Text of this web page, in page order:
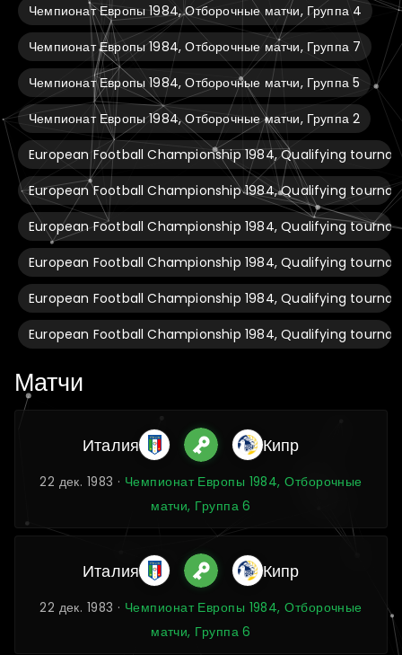
Чемпионат Европы 1984, Отборочные матчи, Группа 4
Чемпионат Европы 1984, Отборочные матчи, Группа 7
Чемпионат Европы 1984, Отборочные матчи, Группа 5
Чемпионат Европы 1984, Отборочные матчи, Группа 2
European Football Championship 1984, Qualifying
European Football Championship 1984, Qualifying
European Football Championship 1984, Qualifying
European Football Championship 1984, Qualifying
European Football Championship 1984, Qualifying
European Football Championship 1984, Qualifying
Матчи
Италия Кипр
22 дек. 1983 · Чемпионат Европы 1984, Отборочные
матчи, Группа 6
Италия Кипр
22 дек. 1983 · Чемпионат Европы 1984, Отборочные
матчи, Группа 6